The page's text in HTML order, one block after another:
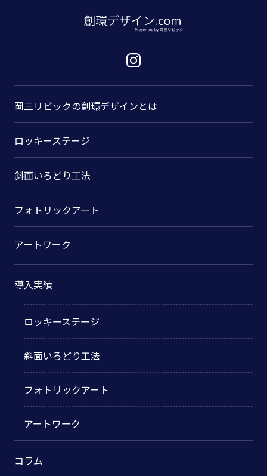
岡三リビックの創環デザインとは
ロッキーステージ
斜面いろどり工法
フォトリックアート
アートワーク
導入実績
ロッキーステージ
斜面いろどり工法
フォトリックアート
アートワーク
コラム